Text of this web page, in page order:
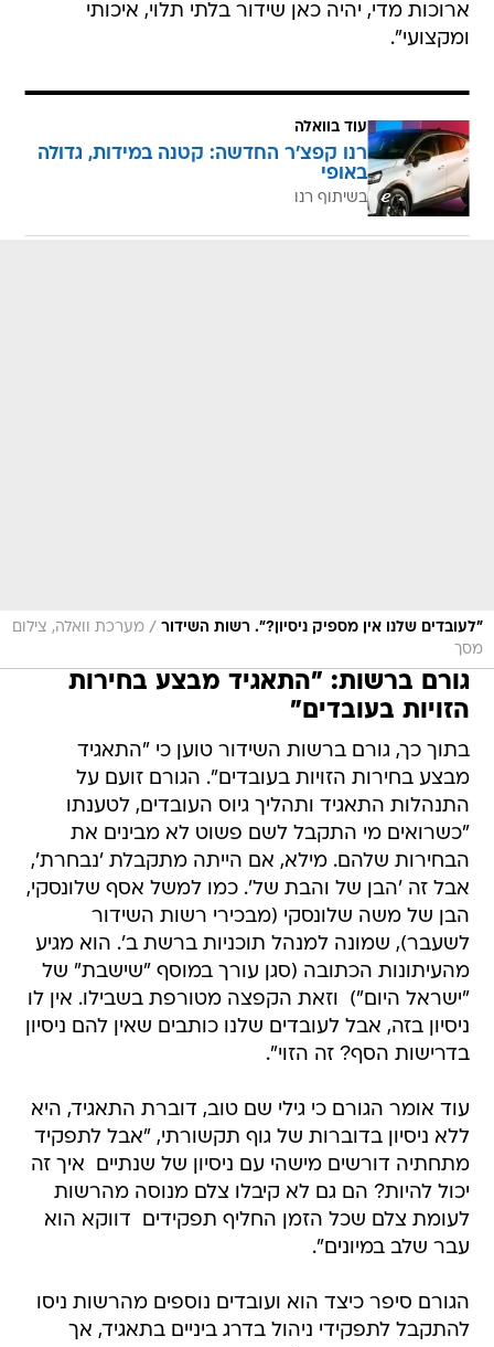
ארוכות מדי, יהיה כאן שידור בלתי תלוי, איכותי
ומקצועי".
עוד בוואלה
רנו קפצ'ר החדשה: קטנה במידות, גדולה
באופי
בשיתוף רנו
"לעובדים שלנו אין מספיק ניסיון?". רשות השידור / מערכת וואלה, צילום
מסך
גורם ברשות: "התאגיד מבצע בחירות
הזויות בעובדים"
בתוך כך, גורם ברשות השידור טוען כי "התאגיד
מבצע בחירות הזויות בעובדים". הגורם זועם על
התנהלות התאגיד ותהליך גיוס העובדים, לטענתו
"כשרואים מי התקבל לשם פשוט לא מבינים את
הבחירות שלהם. מילא, אם הייתה מתקבלת 'נבחרת',
אבל זה 'הבן של והבת של'. כמו למשל אסף שלונסקי,
הבן של משה שלונסקי (מבכירי רשות השידור
לשעבר), שמונה למנהל תוכניות ברשת ב'. הוא מגיע
מהעיתונות הכתובה (סגן עורך במוסף "שישבת" של
"ישראל היום")  וזאת הקפצה מטורפת בשבילו. אין לו
ניסיון בזה, אבל לעובדים שלנו כותבים שאין להם ניסיון
בדרישות הסף? זה הזוי".
עוד אומר הגורם כי גילי שם טוב, דוברת התאגיד, היא
ללא ניסיון בדוברות של גוף תקשורתי, "אבל לתפקיד
מתחתיה דורשים מישהי עם ניסיון של שנתיים  איך זה
יכול להיות? הם גם לא קיבלו צלם מנוסה מהרשות
לעומת צלם שכל הזמן החליף תפקידים  דווקא הוא
עבר שלב במיונים".
הגורם סיפר כיצד הוא ועובדים נוספים מהרשות ניסו
להתקבל לתפקידי ניהול בדרג ביניים בתאגיד, אך